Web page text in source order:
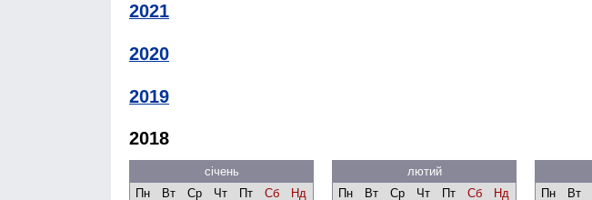
2021
2020
2019
2018
січень
Пн
Вт Ср Чт Пт Сб
Нд
лютий
Пн
Вт Ср Чт Пт Сб
Нд
Пн
Вт